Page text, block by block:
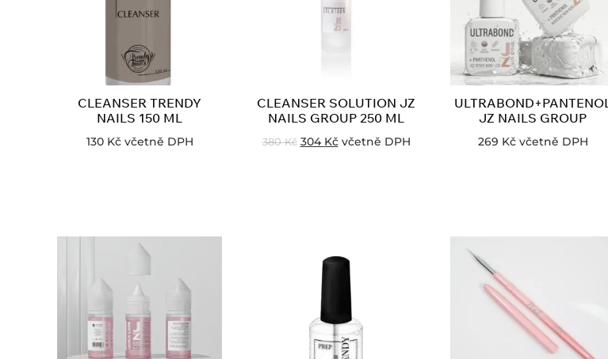
CLEANSER TRENDY
NAILS 150 ML
130 Kč včetně DPH
CLEANSER SOLUTION JZ
NAILS GROUP 250 ML
380Kč 304 Kč včetně DPH
ULTRABOND+PANTENOL
JZ NAILS GROUP
269 Kč včetně DPH